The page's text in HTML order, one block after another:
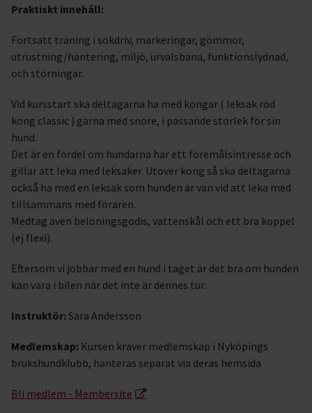
Praktiskt innehåll:
Fortsatt träning i sökdriv, markeringar, gömmor,
utrustning/hantering, miljö, urvalsbana, funktionslydnad,
och störningar.
Vid kursstart ska deltagarna ha med kongar ( leksak röd
kong classic ) gärna med snöre, i passande storlek för sin
hund.
Det är en fördel om hundarna har ett föremålsintresse och
gillar att leka med leksaker. Utöver kong så ska deltagarna
också ha med en leksak som hunden är van vid att leka med
tillsammans med föraren.
Medtag även belöningsgodis, vattenskål och ett bra koppel
(ej flexi).
Eftersom vi jobbar med en hund i taget är det bra om hunden
kan vara i bilen när det inte är dennes tur.
Instruktör: Sara Andersson
Medlemskap: Kursen kräver medlemskap i Nyköpings
brukshundklubb, hanteras separat via deras hemsida
Bli medlem - Membersite